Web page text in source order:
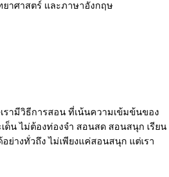
าศาสตร์ และภาษาอังกฤษ
เรามีวิธีการสอน ที่เน้นความเข้มข้นของ
เด็น ไม่ต้องท่องจำ สอนสด สอนสนุก เรียน
ย่างทั่วถึง ไม่เพียงแค่สอนสนุก แต่เรา